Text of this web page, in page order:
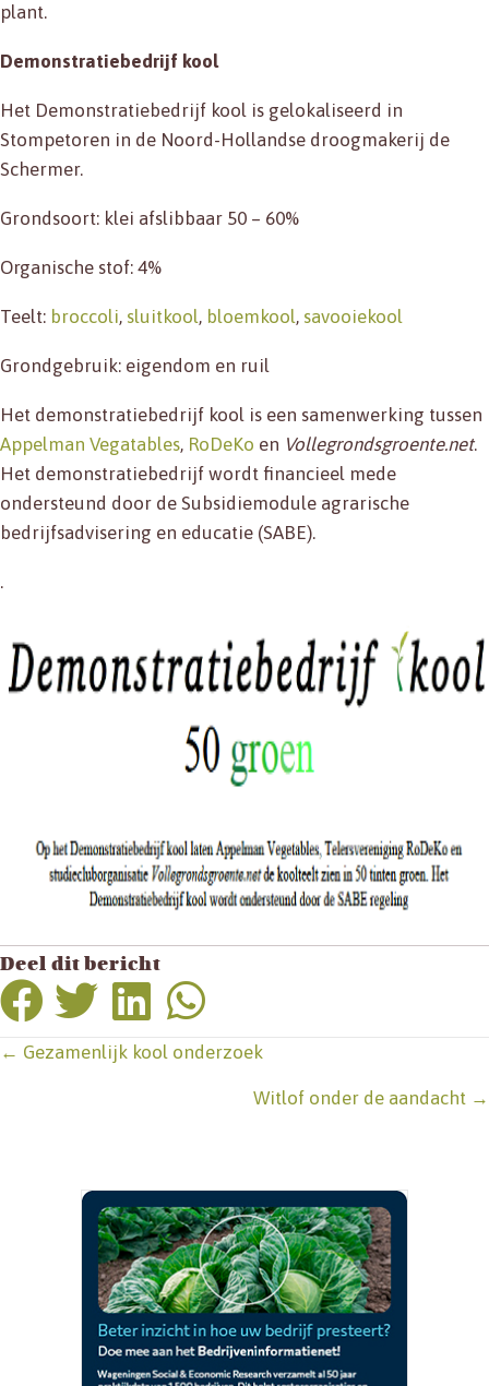
plant.
Demonstratiebedrijf kool
Het Demonstratiebedrijf kool is gelokaliseerd in
Stompetoren in de Noord-Hollandse droogmakerij de
Schermer.
Grondsoort: klei afslibbaar 50 – 60%
Organische stof: 4%
Teelt: broccoli, sluitkool, bloemkool, savooiekool
Grondgebruik: eigendom en ruil
Het demonstratiebedrijf kool is een samenwerking tussen
Appelman Vegatables, RoDeKo en Vollegrondsgroente.net.
Het demonstratiebedrijf wordt financieel mede
ondersteund door de Subsidiemodule agrarische
bedrijfsadvisering en educatie (SABE).
.
Deel dit bericht
Posts
← Gezamenlijk kool onderzoek
Witlof onder de aandacht →